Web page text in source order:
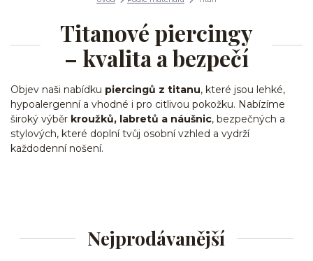
Titanové piercingy
– kvalita a bezpečí
Objev naši nabídku piercingů z titanu, které jsou lehké,
hypoalergenní a vhodné i pro citlivou pokožku. Nabízíme
široký výběr kroužků, labretů a náušnic, bezpečných a
stylových, které doplní tvůj osobní vzhled a vydrží
každodenní nošení.
Nejprodávanější